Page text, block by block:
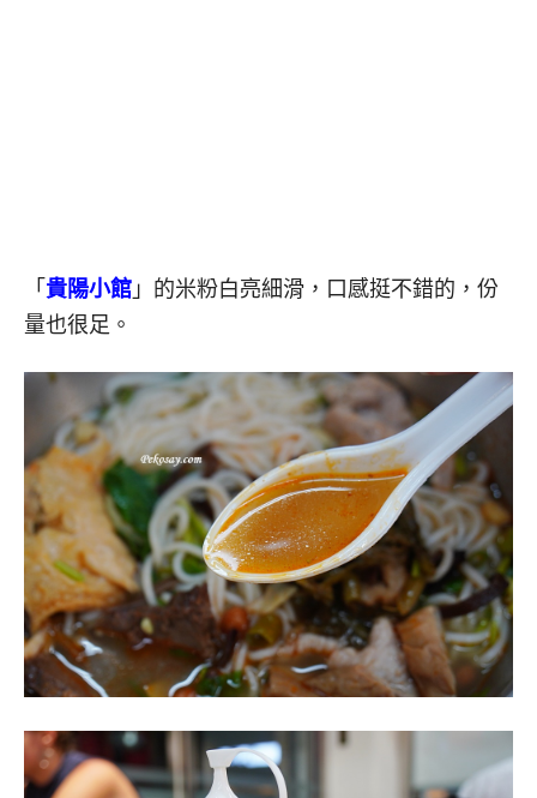
「 貴陽小館 」的米粉白亮細滑，口感挺不錯的，份
量也很足。